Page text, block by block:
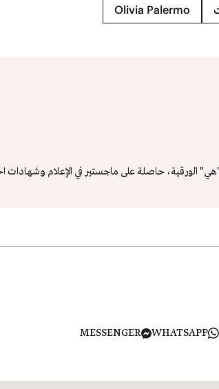
Olivia Palermo
حاصلة على ماجستير في الإعلام وشهادات
WHATSAPP
MESSENGER